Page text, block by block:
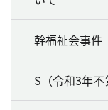
幹福祉会事件
S（令和3年